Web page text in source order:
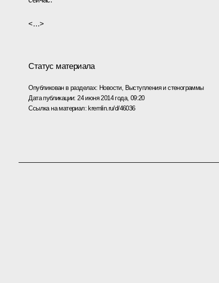
<…>
Статус материала
Опубликован в разделах: Новости, Выступления и стенограммы
Дата публикации: 24 июня 2014 года, 09:20
Ссылка на материал: kremlin.ru/d/46036